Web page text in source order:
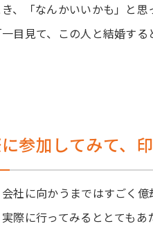
、「なんかいいかも」と
目見て、この人と結婚す
参加してみて、
社に向かうまではすごく億
際に行ってみるととても